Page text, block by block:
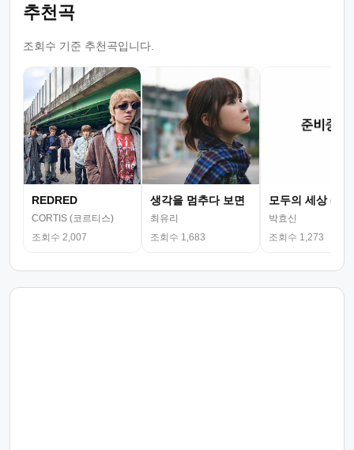
추천곡
조회수 기준 추천곡입니다.
REDRED
CORTIS (코르티스)
조회수 2,007
생각을 멈추다 보면
최유리
조회수 1,683
모두의 세상 (뮤
박효신
조회수 1,273